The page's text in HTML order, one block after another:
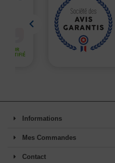
Informations
Mes Commandes
Contact